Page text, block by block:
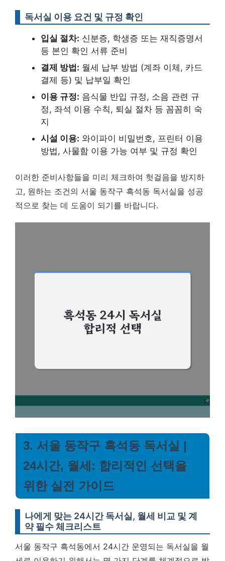
독서실 이용 요건 및 규정 확인
입실 절차: 신분증, 학생증 또는 재직증명서
등 본인 확인 서류 준비
결제 방법: 월세 납부 방법 (계좌 이체, 카드
결제 등) 및 납부일 확인
이용 규정: 음식물 반입 규정, 소음 관련 규
정, 좌석 이용 수칙, 퇴실 절차 등 꼼꼼히 숙
지
시설 이용: 와이파이 비밀번호, 프린터 이용
방법, 사물함 이용 가능 여부 및 규정 확인
이러한 준비사항들을 미리 체크하여 헛걸음을 방지하
고, 원하는 조건의 서울 동작구 흑석동 독서실을 성공
적으로 찾는 데 도움이 되기를 바랍니다.
3. 서울 동작구 흑석동 독서실 |
24시간, 월세: 합리적인 선택을
위한 실전 가이드
나에게 맞는 24시간 독서실, 월세 비교 및 계
약 필수 체크리스트
서울 동작구 흑석동에서 24시간 운영되는 독서실을 월